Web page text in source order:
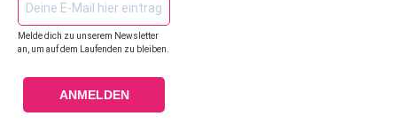
Melde dich zu unserem Newsletter
an, um auf dem Laufenden zu bleiben.
ANMELDEN